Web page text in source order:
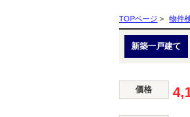
TOPページ > 物件
新築一戸建て
価格